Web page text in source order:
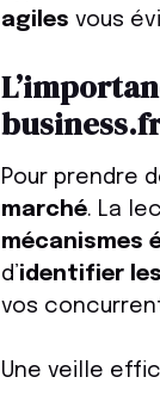
agiles vous
Pour prendre
marché. La
mécanismes
d’identifier
vos
Une veille